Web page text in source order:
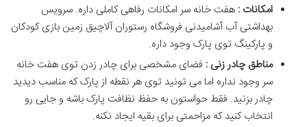
امکانات : هفت خانه سر امکانات رفاهی کاملی داره. سرویس
بهداشتی آب آشامیدنی فروشگاه رستوران آلاچیق زمین بازی کودکان
و پارکینگ توی پارک وجود داره.
مناطق چادر زنی : فضای مشخصی برای چادر زدن توی هفت خانه
سر وجود نداره اما می تونید توی هر نقطه از پارک که مناسب دیدید
چادر بزنید. فقط حواستون به حفظ نظافت پارک باشه و جایی رو
انتخاب کنید که مزاحمتی برای بقیه ایجاد نکنه.